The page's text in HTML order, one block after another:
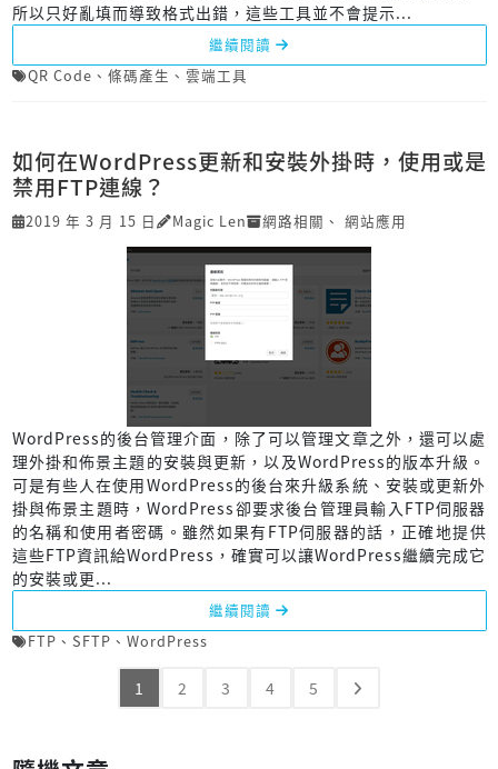
所以只好亂填而導致格式出錯，這些工具並不會提示...
繼續閱讀
QR Code 、 條碼產生 、 雲端工具
如何在WordPress更新和安裝外掛時，使用或是
禁用FTP連線？
2019 年 3 月 15 日 Magic Len 網路相關 、 網站應用
WordPress的後台管理介面，除了可以管理文章之外，還可以處
理外掛和佈景主題的安裝與更新，以及WordPress的版本升級。
可是有些人在使用WordPress的後台來升級系統、安裝或更新外
掛與佈景主題時，WordPress卻要求後台管理員輸入FTP伺服器
的名稱和使用者密碼。雖然如果有FTP伺服器的話，正確地提供
這些FTP資訊給WordPress，確實可以讓WordPress繼續完成它
的安裝或更...
繼續閱讀
FTP 、 SFTP 、 WordPress
1 2 3 4 5